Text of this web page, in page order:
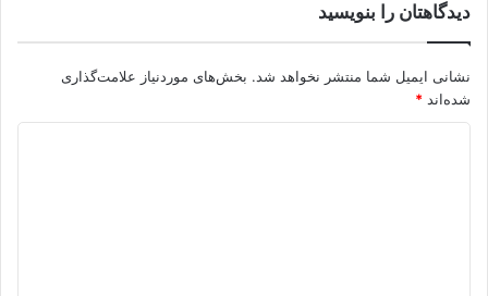
دیدگاهتان را بنویسید
نشانی ایمیل شما منتشر نخواهد شد. بخش‌های موردنیاز علامت‌گذاری
شده‌اند *